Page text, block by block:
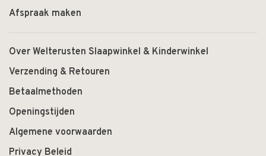
Afspraak maken
Over Welterusten Slaapwinkel & Kinderwinkel
Verzending & Retouren
Betaalmethoden
Openingstijden
Algemene voorwaarden
Privacy Beleid